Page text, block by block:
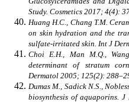
Study. Cosmetics 2017; 4(4):
Huang H.C., Chang T.M.
on skin hydration and the
sulfate-irritated skin. Int J
Choi E.H., Man M.Q.,
determinant of stratum
Dermatol 2005; 125(2):
Dumas M., Sadick N.S.,
biosynthesis of aquaporins.